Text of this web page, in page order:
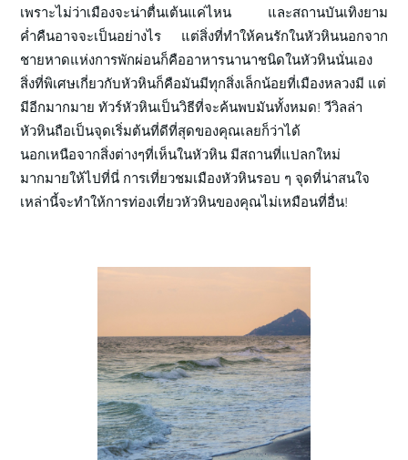
เพราะไม่ว่าเมืองจะน่าตื่นเต้นแค่ไหน และสถานบันเทิงยาม
ค่ำคืนอาจจะเป็นอย่างไร แต่สิ่งที่ทำให้คนรักในหัวหินนอกจาก
ชายหาดแห่งการพักผ่อนก็คืออาหารนานาชนิดในหัวหินนั่นเอง
สิ่งที่พิเศษเกี่ยวกับหัวหินก็คือมันมีทุกสิ่งเล็กน้อยที่เมืองหลวงมี แต่
มีอีกมากมาย ทัวร์หัวหินเป็นวิธีที่จะค้นพบมันทั้งหมด! วีวิลล่า
หัวหินถือเป็นจุดเริ่มต้นที่ดีที่สุดของคุณเลยก็ว่าได้
นอกเหนือจากสิ่งต่างๆที่เห็นในหัวหิน มีสถานที่แปลกใหม่
มากมายให้ไปที่นี่ การเที่ยวชมเมืองหัวหินรอบ ๆ จุดที่น่าสนใจ
เหล่านี้จะทำให้การท่องเที่ยวหัวหินของคุณไม่เหมือนที่อื่น!